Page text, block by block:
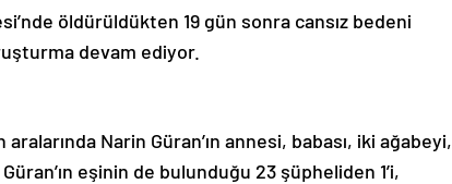
öldürüldükten 19 gün sonra cansız bedeni
devam ediyor.
Narin Güran’ın annesi, babası, iki ağabeyi,
eşinin de bulunduğu 23 şüpheliden 1’i,